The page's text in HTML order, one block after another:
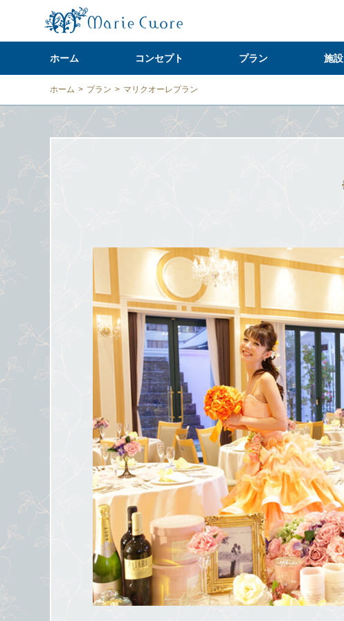
ホーム コンセプト プラン 施設
ホーム > プラン > マリクオーレプラン